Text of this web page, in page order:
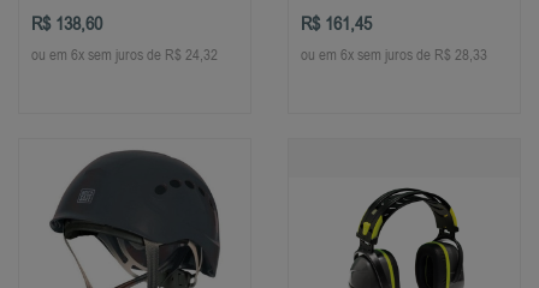
R$ 138,60
ou em 6x sem juros de R$ 24,32
R$ 161,45
ou em 6x sem juros de R$ 28,33